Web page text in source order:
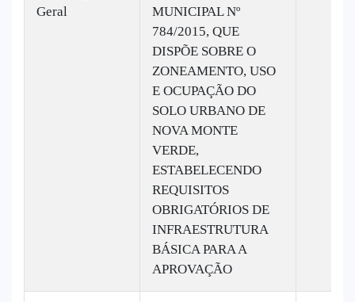
Geral
MUNICIPAL Nº
784/2015, QUE
DISPÕE SOBRE O
ZONEAMENTO, USO
E OCUPAÇÃO DO
SOLO URBANO DE
NOVA MONTE
VERDE,
ESTABELECENDO
REQUISITOS
OBRIGATÓRIOS DE
INFRAESTRUTURA
BÁSICA PARA A
APROVAÇÃO